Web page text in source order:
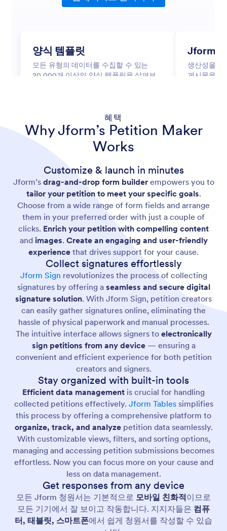
혜택
Why Jform’s Petition Maker
Works
Customize & launch in minutes
Jform’s drag-and-drop form builderempowers you to
tailor your petition to meet your specific goals.
Choose from a wide range of form fields and arrange
them in your preferred order with just a couple of
clicks. Enrich your petition with compelling content
and images. Create an engaging and user-friendly
experience that drives support for your cause.
Collect signatures effortlessly
Jform Sign revolutionizes the process of collecting
signatures by offering a seamless and secure digital
signature solution. With Jform Sign, petition creators
can easily gather signatures online, eliminating the
hassle of physical paperwork and manual processes.
The intuitive interface allows signers to electronically
sign petitions from any device— ensuring a
convenient and efficient experience for both petition
creators and signers.
Stay organized with built-in tools
Efficient data management is crucial for handling
collected petitions effectively. Jform Tablessimplifies
this process by offering a comprehensive platform to
organize, track, and analyzepetition data seamlessly.
With customizable views, filters, and sorting options,
managing and accessing petition submissions becomes
effortless. Now you can focus more on your cause and
less on data management.
Get responses from any device
모든 Jform 청원서는 기본적으로 모바일 친화적이므로
모든 기기에서 잘 보이고 작동합니다. 지지자들은 컴퓨
터, 태블릿, 스마트폰에서 쉽게 청원서를 작성할 수 있습